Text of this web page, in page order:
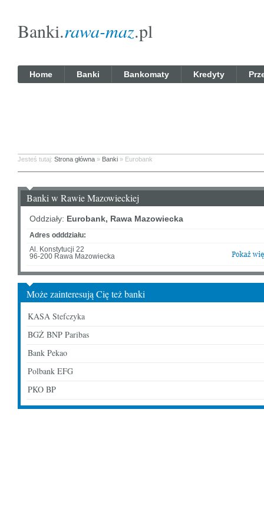
Banki.rawa-maz.pl
Home Banki Bankomaty Kredyty
Jesteś tutaj: Strona główna » Banki » Eurobank
Banki w Rawie Mazowieckiej
Oddziały: Eurobank, Rawa Mazowiecka
Adres odddziału:
Al. Konstytucji 22
96-200 Rawa Mazowiecka
Może zainteresują Cię też banki
KASA Stefczyka
BGŻ BNP Paribas
Bank Pekao
Polbank EFG
PKO BP